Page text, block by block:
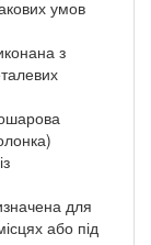
умов
з
для
або під